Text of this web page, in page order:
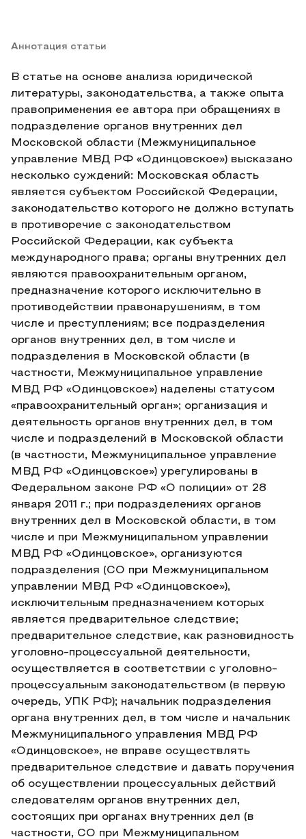
Аннотация статьи
В статье на основе анализа юридической
литературы, законодательства, а также опыта
правоприменения ее автора при обращениях в
подразделение органов внутренних дел
Московской области (Межмуниципальное
управление МВД РФ «Одинцовское») высказано
несколько суждений: Московская область
является субъектом Российской Федерации,
законодательство которого не должно вступать
в противоречие с законодательством
Российской Федерации, как субъекта
международного права; органы внутренних дел
являются правоохранительным органом,
предназначение которого исключительно в
противодействии правонарушениям, в том
числе и преступлениям; все подразделения
органов внутренних дел, в том числе и
подразделения в Московской области (в
частности, Межмуниципальное управление
МВД РФ «Одинцовское») наделены статусом
«правоохранительный орган»; организация и
деятельность органов внутренних дел, в том
числе и подразделений в Московской области
(в частности, Межмуниципальное управление
МВД РФ «Одинцовское») урегулированы в
Федеральном законе РФ «О полиции» от 28
января 2011 г.; при подразделениях органов
внутренних дел в Московской области, в том
числе и при Межмуниципальном управлении
МВД РФ «Одинцовское», организуются
подразделения (СО при Межмуниципальном
управлении МВД РФ «Одинцовское»),
исключительным предназначением которых
является предварительное следствие;
предварительное следствие, как разновидность
уголовно-процессуальной деятельности,
осуществляется в соответствии с уголовно-
процессуальным законодательством (в первую
очередь, УПК РФ); начальник подразделения
органа внутренних дел, в том числе и начальник
Межмуниципального управления МВД РФ
«Одинцовское», не вправе осуществлять
предварительное следствие и давать поручения
об осуществлении процессуальных действий
следователям органов внутренних дел,
состоящих при органах внутренних дел (в
частности, СО при Межмуниципальном